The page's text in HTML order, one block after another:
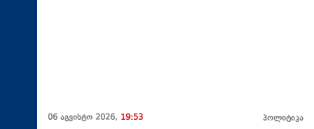
06 აგვისტო 2026, 19:53 პოლიტიკა